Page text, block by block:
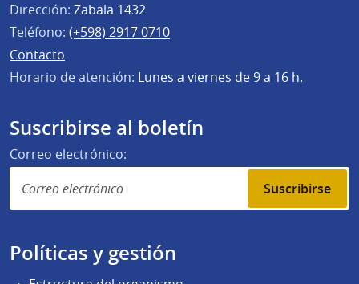
Dirección: Zabala 1432
Teléfono: (+598) 2917 0710
Contacto
Horario de atención: Lunes a viernes de 9 a 16 h.
Suscribirse al boletín
Correo electrónico:
Suscribirse
Políticas y gestión